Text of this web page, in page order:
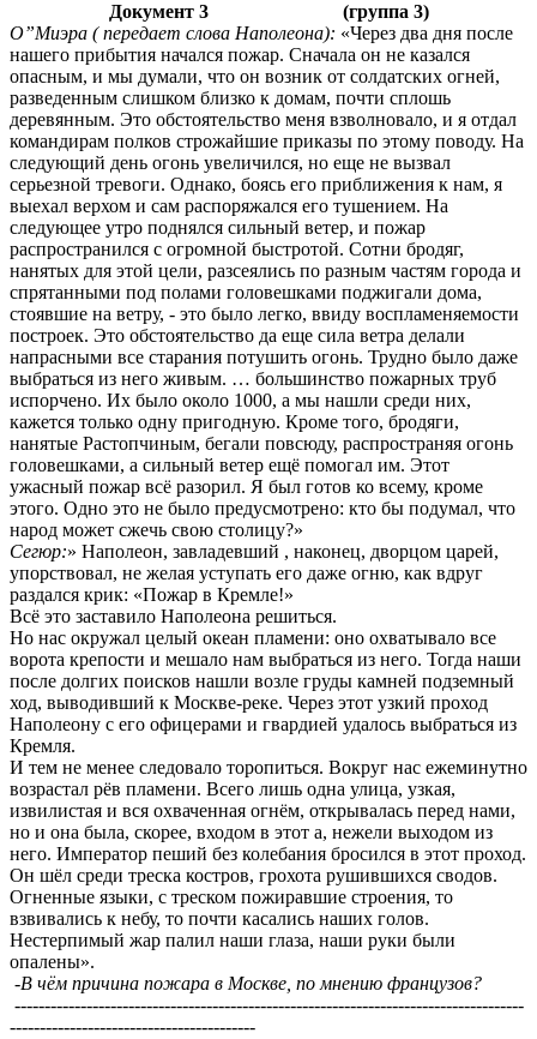
Документ 3 (группа 3)
О”Миэра ( передает слова Наполеона): «Через два дня после
нашего прибытия начался пожар. Сначала он не казался
опасным, и мы думали, что он возник от солдатских огней,
разведенным слишком близко к домам, почти сплошь
деревянным. Это обстоятельство меня взволновало, и я отдал
командирам полков строжайшие приказы по этому поводу. На
следующий день огонь увеличился, но еще не вызвал
серьезной тревоги. Однако, боясь его приближения к нам, я
выехал верхом и сам распоряжался его тушением. На
следующее утро поднялся сильный ветер, и пожар
распространился с огромной быстротой. Сотни бродяг,
нанятых для этой цели, разсеялись по разным частям города и
спрятанными под полами головешками поджигали дома,
стоявшие на ветру, - это было легко, ввиду воспламеняемости
построек. Это обстоятельство да еще сила ветра делали
напрасными все старания потушить огонь. Трудно было даже
выбраться из него живым. … большинство пожарных труб
испорчено. Их было около 1000, а мы нашли среди них,
кажется только одну пригодную. Кроме того, бродяги,
нанятые Растопчиным, бегали повсюду, распространяя огонь
головешками, а сильный ветер ещё помогал им. Этот
ужасный пожар всё разорил. Я был готов ко всему, кроме
этого. Одно это не было предусмотрено: кто бы подумал, что
народ может сжечь свою столицу?»
Сегюр:» Наполеон, завладевший , наконец, дворцом царей,
упорствовал, не желая уступать его даже огню, как вдруг
раздался крик: «Пожар в Кремле!»
Всё это заставило Наполеона решиться.
Но нас окружал целый океан пламени: оно охватывало все
ворота крепости и мешало нам выбраться из него. Тогда наши
после долгих поисков нашли возле груды камней подземный
ход, выводивший к Москве-реке. Через этот узкий проход
Наполеону с его офицерами и гвардией удалось выбраться из
Кремля.
И тем не менее следовало торопиться. Вокруг нас ежеминутно
возрастал рёв пламени. Всего лишь одна улица, узкая,
извилистая и вся охваченная огнём, открывалась перед нами,
но и она была, скорее, входом в этот а, нежели выходом из
него. Император пеший без колебания бросился в этот проход.
Он шёл среди треска костров, грохота рушившихся сводов.
Огненные языки, с треском пожиравшие строения, то
взвивались к небу, то почти касались наших голов.
Нестерпимый жар палил наши глаза, наши руки были
опалены».
-В чём причина пожара в Москве, по мнению французов?
-------------------------------------------------------------------------------------
-----------------------------------------